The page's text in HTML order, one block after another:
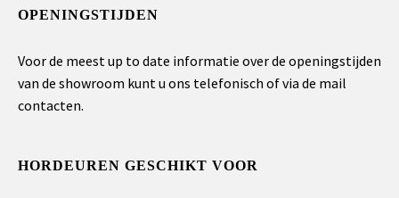
OPENINGSTIJDEN
Voor de meest up to date informatie over de openingstijden
van de showroom kunt u ons telefonisch of via de mail
contacten.
HORDEUREN GESCHIKT VOOR